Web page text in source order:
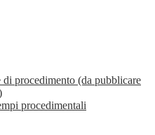
procedimento (da pubblicare
procedimentali